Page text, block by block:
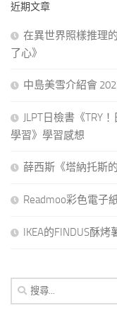
近期文章
在異世界照樣推理
了心》
中島美雪介紹會
JLPT日檢書《TRY
學習》學習感想
薛西斯《塔納托斯
Readmoo彩色電子
IKEA的FINDUS酥
搜
尋